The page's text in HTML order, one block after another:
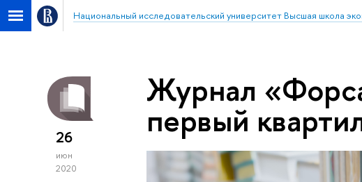
Национальный исследовательский университет Высшая школа
26
июн
2020
Журнал
первый